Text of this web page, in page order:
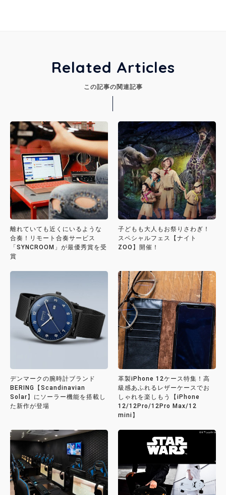
Related Articles
この記事の関連記事
離れていても近くにいるような
合奏！リモート合奏サービス
「SYNCROOM」が最優秀賞を受
賞
子どもも大人もお祭りさわぎ！
スペシャルフェス【ナイト
ZOO】開催！
デンマークの腕時計ブランド
BERING【Scandinavian
Solar】にソーラー機能を搭載し
た新作が登場
革製iPhone 12ケース特集！高
級感あふれるレザーケースでお
しゃれを楽しもう【iPhone
12/12Pro/12Pro Max/12
mini】